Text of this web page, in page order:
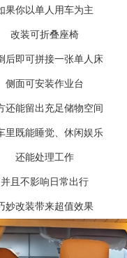
果你以单人用车为主
改装可折叠座椅
后即可拼接一张单人床
侧面可安装作业台
还能留出充足储物空间
里既能睡觉、休闲娱乐
还能处理工作
并且不影响日常出行
妙改装带来超值效果